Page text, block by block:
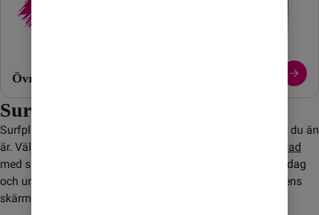
Övriga tillbehör
Surfplattor
Surfplattor gör det enkelt att streama, jobba och surfa var du än
är. Välj mellan
OnePlus Pad
med snabb prestanda och smarta funktioner för både vardag
och underhållning. Perfekt till dig eller ditt barn när mobilens
skärm inte riktigt räcker till.